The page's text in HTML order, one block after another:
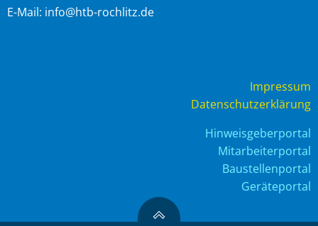
E-Mail: info@htb-rochlitz.de
Impressum
Datenschutzerklärung
Hinweisgeberportal
Mitarbeiterportal
Baustellenportal
Geräteportal